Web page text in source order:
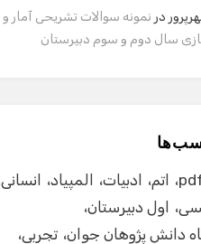
در نمونه سوالات تشریحی آمار و
سال دوم و سوم دبیرستان
اتم ادبیات المپیاد
انسانی
اول دبیرستان
دانش پژوهان جوان تجربی